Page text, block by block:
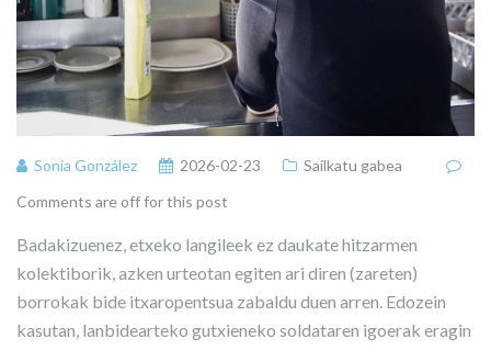
Sonia González 2026-02-23
Sailkatu gabea
Comments are off for this post
Badakizuenez, etxeko langileek ez daukate hitzarmen
kolektiborik, azken urteotan egiten ari diren (zareten)
borrokak bide itxaropentsua zabaldu duen arren. Edozein
kasutan, lanbidearteko gutxieneko soldataren igoerak eragin